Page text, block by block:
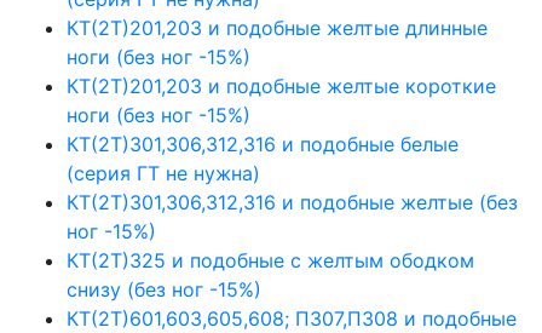
КТ(2Т)201,203 и подобные желтые длинные
ноги (без ног -15%)
КТ(2Т)201,203 и подобные желтые короткие
ноги (без ног -15%)
КТ(2Т)301,306,312,316 и подобные белые
(серия ГТ не нужна)
КТ(2Т)301,306,312,316 и подобные желтые (без
ног -15%)
КТ(2Т)325 и подобные с желтым ободком
снизу (без ног -15%)
КТ(2Т)601,603,605,608; П307,П308 и подобные